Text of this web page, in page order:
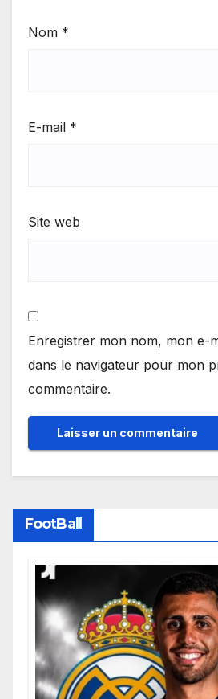
Nom *
E-mail *
Site web
Enregistrer mon nom, mon e-
dans le navigateur pour mon
commentaire.
FootBall